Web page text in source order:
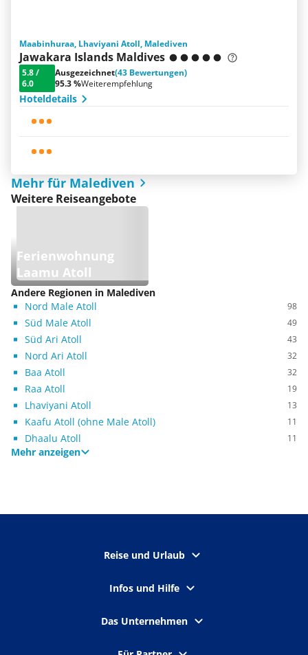
Maabinhuraa, Lhaviyani Atoll, Malediven
Jawakara Islands Maldives
5.8/
6.0
Ausgezeichnet(43 Bewertungen)
95.3 %Weiterempfehlung
Hoteldetails
Mehr für Malediven
Weitere Reiseangebote
Ferienwohnung
Laamu Atoll
Andere Regionen in Malediven
Nord Male Atoll
98
Süd Male Atoll 49
Süd Ari Atoll 43
Nord Ari Atoll 32
Baa Atoll 32
Raa Atoll 19
Lhaviyani Atoll 13
Kaafu Atoll (ohne Male Atoll) 11
Dhaalu Atoll 11
Mehr anzeigen
Reise und Urlaub
Infos und Hilfe
Das Unternehmen